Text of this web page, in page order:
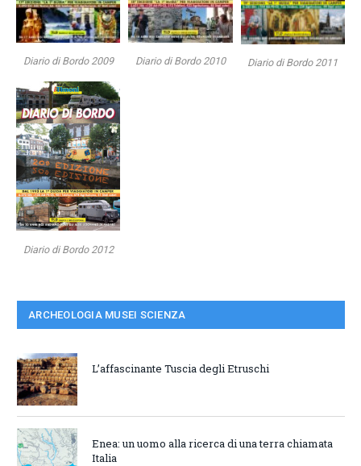
Diario di Bordo 2009 Diario di Bordo 2010 Diario di Bordo 2011
Diario di Bordo 2012
ARCHEOLOGIA MUSEI SCIENZA
L’affascinante Tuscia degli Etruschi
Enea: un uomo alla ricerca di una terra chiamata
Italia